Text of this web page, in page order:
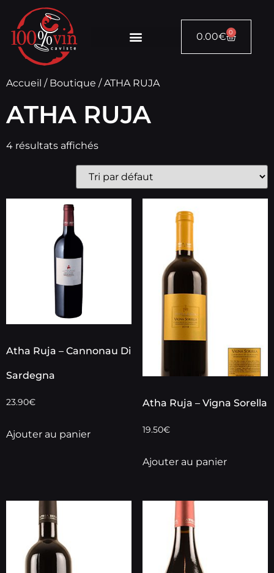
0.00€ 0
Accueil / Boutique / ATHA RUJA
ATHA RUJA
4 résultats affichés
Atha Ruja – Cannonau Di
Sardegna
23.90€
Ajouter au panier
Atha Ruja – Vigna Sorella
19.50€
Ajouter au panier